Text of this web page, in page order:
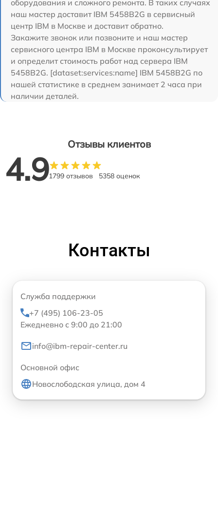
оборудования и сложного ремонта. В таких случаях
наш мастер доставит IBM 5458B2G в сервисный
центр IBM в Москве и доставит обратно.
Закажите звонок или позвоните и наш мастер
сервисного центра IBM в Москве проконсультирует
и определит стоимость работ над сервера IBM
5458B2G. [dataset:services:name] IBM 5458B2G по
нашей статистике в среднем занимает 2 часа при
наличии деталей.
Отзывы клиентов
4.91799 отзывов 5358 оценок
Контакты
Служба поддержки
+7 (495) 106-23-05
Ежедневно с 9:00 до 21:00
info@ibm-repair-center.ru
Основной офис
Новослободская улица, дом 4